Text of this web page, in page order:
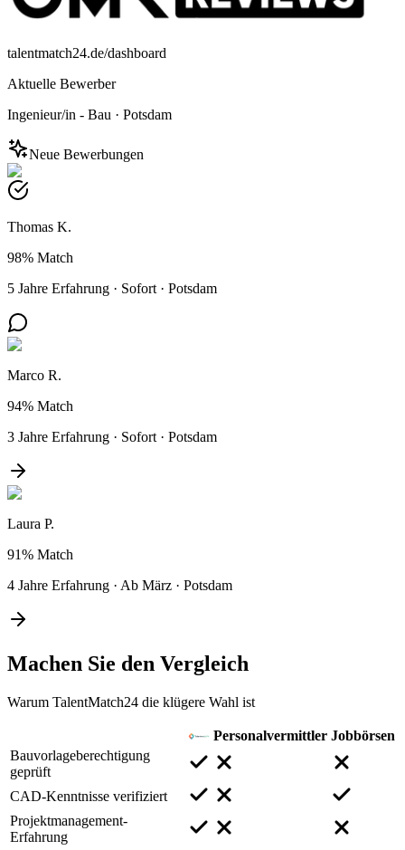
talentmatch24.de/dashboard
Aktuelle Bewerber
Ingenieur/in - Bau · Potsdam
Neue Bewerbungen
Thomas K.
98% Match
5 Jahre Erfahrung · Sofort · Potsdam
Marco R.
94% Match
3 Jahre Erfahrung · Sofort · Potsdam
Laura P.
91% Match
4 Jahre Erfahrung · Ab März · Potsdam
Machen Sie den Vergleich
Warum TalentMatch24 die klügere Wahl ist
Personalvermittler Jobbörsen
Bauvorlageberechtigung
geprüft
CAD-Kenntnisse verifiziert
Projektmanagement-
Erfahrung